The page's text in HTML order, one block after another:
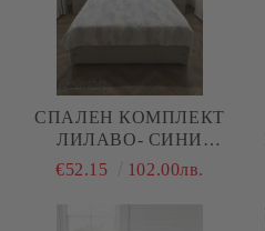
СПАЛЕН КОМПЛЕКТ
ЛИЛАВО- СИНИ
НЮАНСИ, 100%
(ПОПЛИН), 4 ЧАСТИ
€52.15 102.00лв.